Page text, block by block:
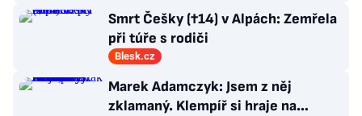
Smrt Češky (†14) v Alpách: Zemřela
při túře s rodiči
Blesk.cz
Marek Adamczyk: Jsem z něj
zklamaný. Klempíř si hraje na